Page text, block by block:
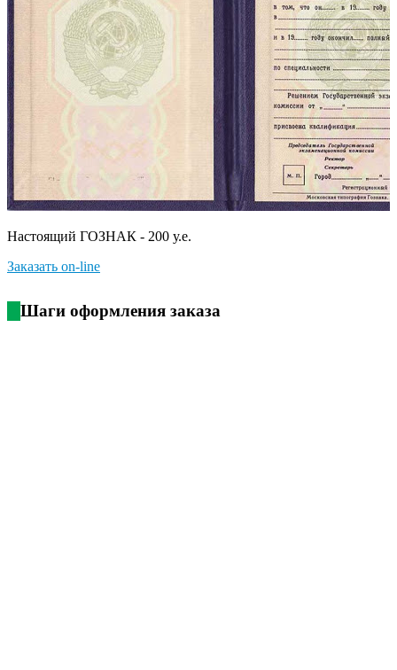
Настоящий ГОЗНАК - 200 у.е.
Заказать on-line
Шаги оформления заказа